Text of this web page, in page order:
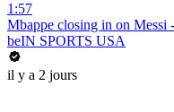
1:57
Mbappe closing in on
beIN SPORTS USA
il y a 2 jours